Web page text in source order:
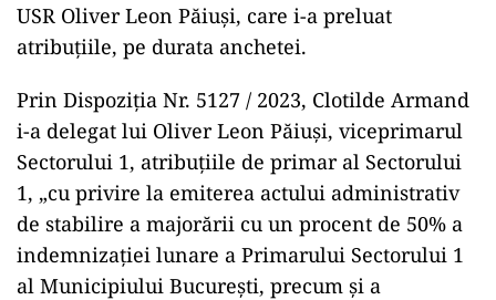
USR Oliver Leon Păiuși, care i-a preluat
atribuțiile, pe durata anchetei.
Prin Dispoziția Nr. 5127 / 2023, Clotilde Armand
i-a delegat lui Oliver Leon Păiuși, viceprimarul
Sectorului 1, atribuțiile de primar al Sectorului
1, „cu privire la emiterea actului administrativ
de stabilire a majorării cu un procent de 50% a
indemnizației lunare a Primarului Sectorului 1
al Municipiului București, precum și a